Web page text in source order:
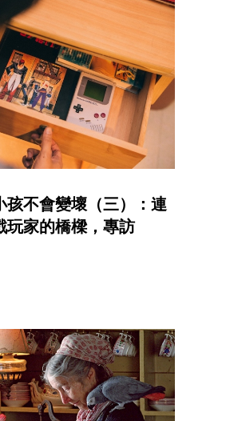
孩不會變壞（三）：連
玩家的橋樑，專訪